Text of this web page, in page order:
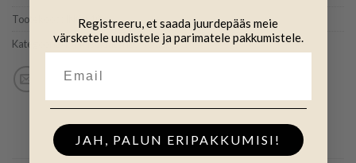
Tootekood:
INO610
Kategooriad:(N) Isolaatorid,Isolaatorid
Registreeru, et saada juurdepääs meie
värsketele uudistele ja parimatele pakkumistele.
JAH, PALUN ERIPAKKUMISI!